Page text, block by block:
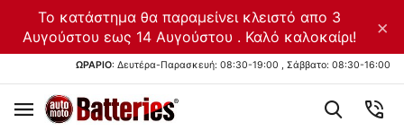
Το κατάστημα θα παραμείνει κλειστό απο 3
Αυγούστου εως 14 Αυγούστου . Καλό καλοκαίρι!
×
ΩΡΑΡΙΟ: Δευτέρα-Παρασκευή: 08:30-19:00 , Σάββατο: 08:30-16:00